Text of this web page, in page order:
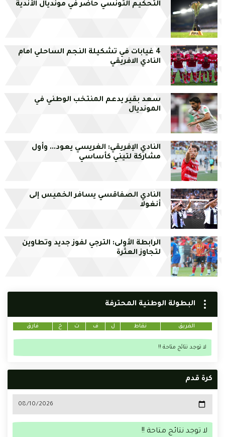
التحكيم التونسي حاضر في مونديال الأندية
4 غيابات في تشكيلة النجم الساحلي امام
النادي الافريقي
سعد بقير يدعم المنتخب الوطني في
المونديال
النادي الإفريقي: الغريسي يعود... وأول
مشاركة لتيني كأساسي
النادي الصفاقسي يسافر الخميس إلى
أنغولا
الرابطة الأولى: الترجي لفوز جديد وتطاوين
لتجاوز العثرة
البطولة الوطنية المحترفة
الفريق نقاط ل ف ت خ فارق
لا توجد نتائج متاحة !!
كرة قدم
لا توجد نتائج متاحة !!